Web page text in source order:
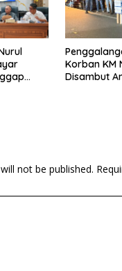
Korban KM
Disambut
not be published.